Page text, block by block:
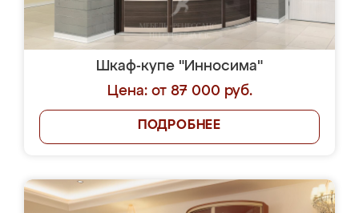
Шкаф-купе "Инносима"
Цена: от 87 000 руб.
ПОДРОБНЕЕ